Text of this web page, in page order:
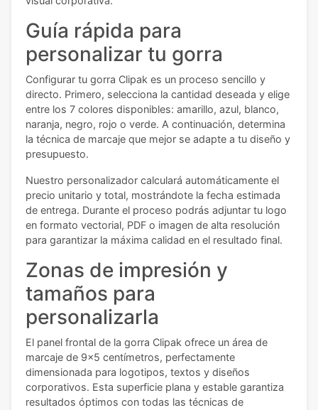
Guía rápida para
personalizar tu gorra
Configurar tu gorra Clipak es un proceso sencillo y
directo. Primero, selecciona la cantidad deseada y elige
entre los 7 colores disponibles: amarillo, azul, blanco,
naranja, negro, rojo o verde. A continuación, determina
la técnica de marcaje que mejor se adapte a tu diseño y
presupuesto.
Nuestro personalizador calculará automáticamente el
precio unitario y total, mostrándote la fecha estimada
de entrega. Durante el proceso podrás adjuntar tu logo
en formato vectorial, PDF o imagen de alta resolución
para garantizar la máxima calidad en el resultado final.
Zonas de impresión y
tamaños para
personalizarla
El panel frontal de la gorra Clipak ofrece un área de
marcaje de 9x5 centímetros, perfectamente
dimensionada para logotipos, textos y diseños
corporativos. Esta superficie plana y estable garantiza
resultados óptimos con todas las técnicas de